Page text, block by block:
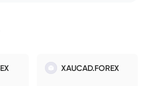
XAUCAD.FOREX